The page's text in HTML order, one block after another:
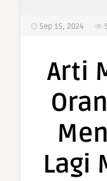
Sep 15, 2024
Arti
Lagi